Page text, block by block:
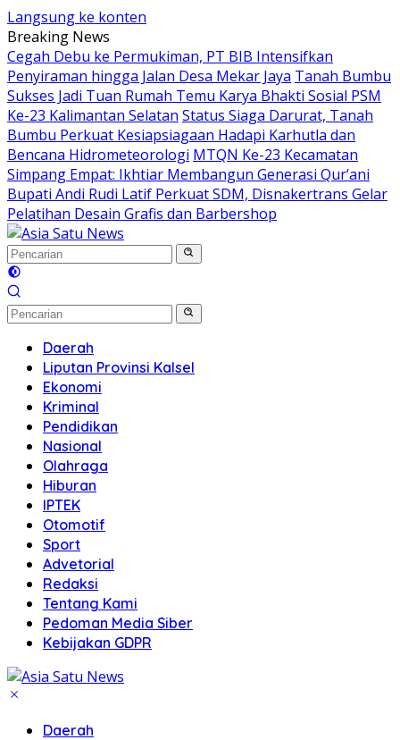
Langsung ke konten
Breaking News
Cegah Debu ke Permukiman, PT BIB Intensifkan
Penyiraman hingga Jalan Desa Mekar Jaya Tanah Bumbu
Sukses Jadi Tuan Rumah Temu Karya Bhakti Sosial PSM
Ke-23 Kalimantan Selatan Status Siaga Darurat, Tanah
Bumbu Perkuat Kesiapsiagaan Hadapi Karhutla dan
Bencana Hidrometeorologi MTQN Ke-23 Kecamatan
Simpang Empat: Ikhtiar Membangun Generasi Qur’ani
Bupati Andi Rudi Latif Perkuat SDM, Disnakertrans Gelar
Pelatihan Desain Grafis dan Barbershop
Daerah
Liputan Provinsi Kalsel
Ekonomi
Kriminal
Pendidikan
Nasional
Olahraga
Hiburan
IPTEK
Otomotif
Sport
Advetorial
Redaksi
Tentang Kami
Pedoman Media Siber
Kebijakan GDPR
Daerah